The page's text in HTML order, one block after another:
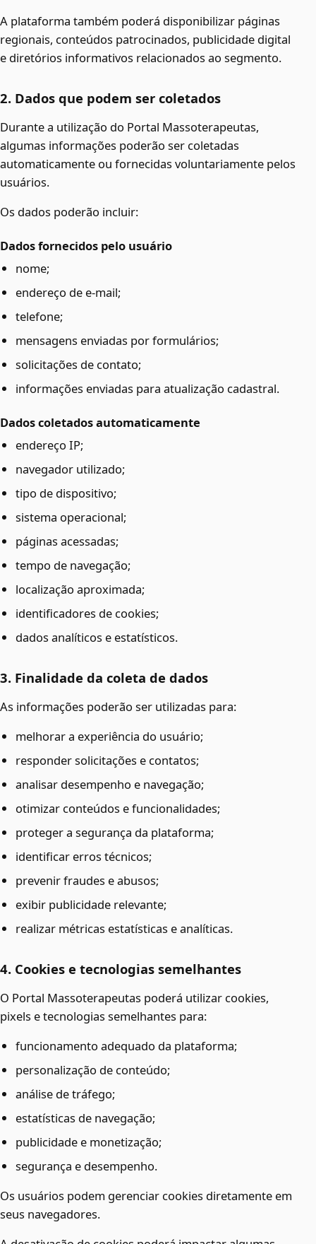
A plataforma também poderá disponibilizar páginas
regionais, conteúdos patrocinados, publicidade digital
e diretórios informativos relacionados ao segmento.
2. Dados que podem ser coletados
Durante a utilização do Portal Massoterapeutas,
algumas informações poderão ser coletadas
automaticamente ou fornecidas voluntariamente pelos
usuários.
Os dados poderão incluir:
Dados fornecidos pelo usuário
nome;
endereço de e-mail;
telefone;
mensagens enviadas por formulários;
solicitações de contato;
informações enviadas para atualização cadastral.
Dados coletados automaticamente
endereço IP;
navegador utilizado;
tipo de dispositivo;
sistema operacional;
páginas acessadas;
tempo de navegação;
localização aproximada;
identificadores de cookies;
dados analíticos e estatísticos.
3. Finalidade da coleta de dados
As informações poderão ser utilizadas para:
melhorar a experiência do usuário;
responder solicitações e contatos;
analisar desempenho e navegação;
otimizar conteúdos e funcionalidades;
proteger a segurança da plataforma;
identificar erros técnicos;
prevenir fraudes e abusos;
exibir publicidade relevante;
realizar métricas estatísticas e analíticas.
4. Cookies e tecnologias semelhantes
O Portal Massoterapeutas poderá utilizar cookies,
pixels e tecnologias semelhantes para:
funcionamento adequado da plataforma;
personalização de conteúdo;
análise de tráfego;
estatísticas de navegação;
publicidade e monetização;
segurança e desempenho.
Os usuários podem gerenciar cookies diretamente em
seus navegadores.